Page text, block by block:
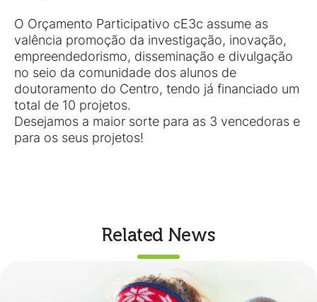
O Orçamento Participativo cE3c assume as
valência promoção da investigação, inovação,
empreendedorismo, disseminação e divulgação
no seio da comunidade dos alunos de
doutoramento do Centro, tendo já financiado um
total de 10 projetos.
Desejamos a maior sorte para as 3 vencedoras e
para os seus projetos!
Related News